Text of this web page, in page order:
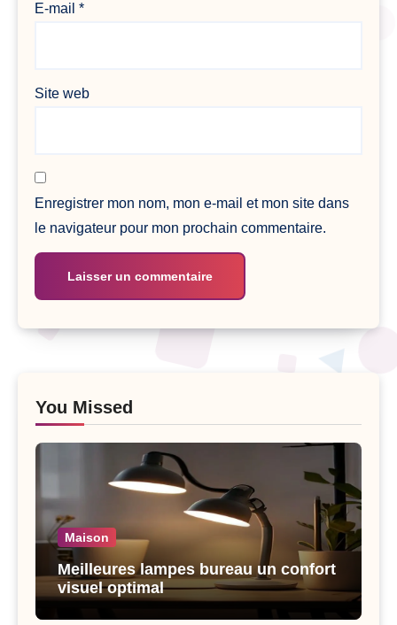
E-mail*
Site web
Enregistrer mon nom, mon e-mail et mon site dans
le navigateur pour mon prochain commentaire.
You Missed
Maison
Meilleures lampes bureau un confort
visuel optimal